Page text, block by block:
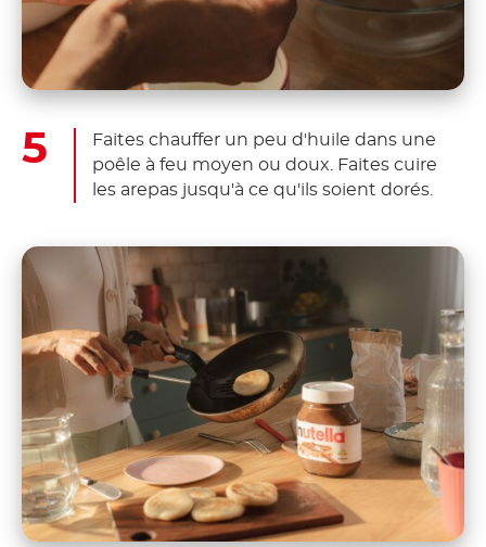
Faites chauffer un peu d'huile dans une
poêle à feu moyen ou doux. Faites cuire
les arepas jusqu'à ce qu'ils soient dorés.